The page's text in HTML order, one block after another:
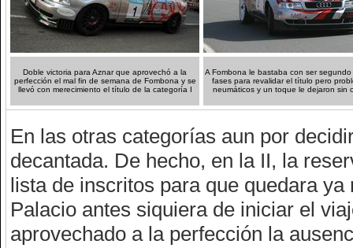
Doble victoria para Aznar que aprovechó a la
perfección el mal fin de semana de Fombona y se
llevó con merecimiento el título de la categoría I
A Fombona le bastaba con ser
fases para revalidar el título pero
neumáticos y un toque le dejaron sin
En las otras categorías aun por
decantada. De hecho, en la II, la
lista de inscritos para que quedara
Palacio antes siquiera de iniciar el
aprovechado a la perfección la